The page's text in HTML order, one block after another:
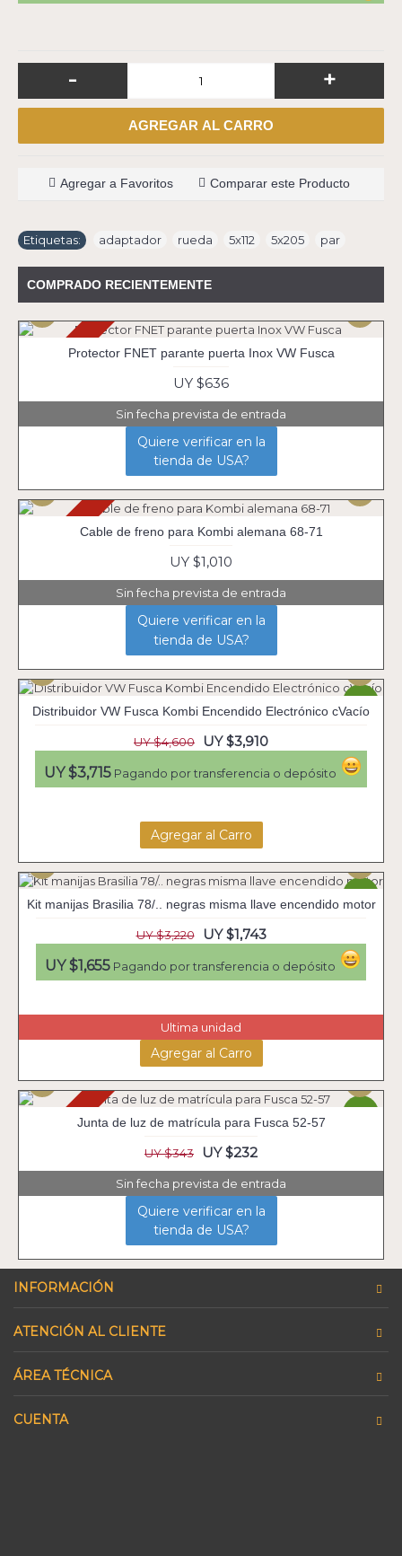
- +
AGREGAR AL CARRO
Agregar a Favoritos Comparar este Producto
Etiquetas: adaptador rueda 5x112 5x205 par
COMPRADO RECIENTEMENTE
Agotado
Protector FNET parante puerta Inox VW Fusca
UY $636
Sin fecha prevista de entrada
Quiere verificar en la
tienda de USA?
AgotadoCable de freno para Kombi alemana 68-71
UY $1,010
Sin fecha prevista de entrada
Quiere verificar en la
tienda de USA?
Distribuidor VW Fusca Kombi Encendido Electrónico cVacío
UY $4,600
UY $3,910
UY $3,715 Pagando por transferencia o depósito
Agregar al Carro
Kit manijas Brasilia 78/.. negras misma llave encendido motor
UY $3,220
UY $1,743
UY $1,655 Pagando por transferencia o depósito
Ultima unidad
Agregar al Carro
AgotadoJunta de luz de matrícula para Fusca 52-57
UY $343 UY $232
Sin fecha prevista de entrada
Quiere verificar en la
tienda de USA?
INFORMACIÓN
ATENCIÓN AL CLIENTE
ÁREA TÉCNICA
CUENTA